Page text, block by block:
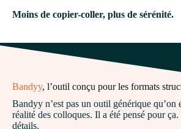
Moins de copier-coller, plus de sérénité.
Bandyy, l’outil conçu pour les formats
Bandyy n’est pas un outil générique qu’on
réalité des colloques. Il a été pensé pour ça.
détails.